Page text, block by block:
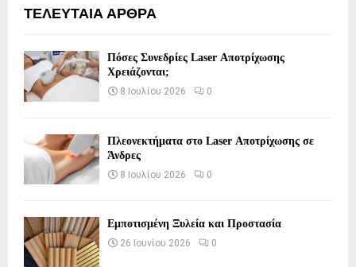
ΤΕΛΕΥΤΑΙΑ ΑΡΘΡΑ
Πόσες Συνεδρίες Laser Αποτρίχωσης
Χρειάζονται;
8 Ιουλίου 2026 0
Πλεονεκτήματα στο Laser Αποτρίχωσης σε
Άνδρες
8 Ιουλίου 2026 0
Εμποτισμένη Ξυλεία και Προστασία
26 Ιουνίου 2026 0